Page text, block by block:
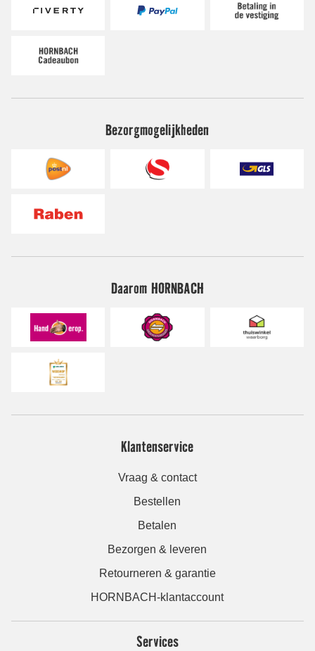
Bezorgmogelijkheden
Daarom HORNBACH
Klantenservice
Vraag & contact
Bestellen
Betalen
Bezorgen & leveren
Retourneren & garantie
HORNBACH-klantaccount
Services